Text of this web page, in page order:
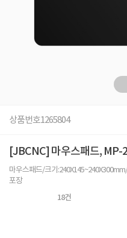
상품번호1265804
[JBCNC] 마우스패드, MP-
마우스패드/크기
포장
18건